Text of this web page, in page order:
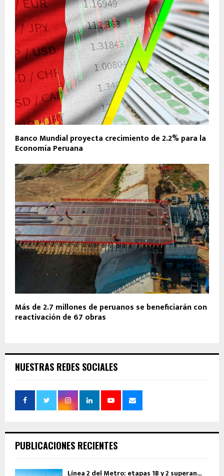
Banco Mundial proyecta crecimiento de 2.2% para la
Economía Peruana
Más de 2.7 millones de peruanos se beneficiarán con
reactivación de 67 obras
NUESTRAS REDES SOCIALES
PUBLICACIONES RECIENTES
Línea 2 del Metro: etapas 1B y 2 superan...